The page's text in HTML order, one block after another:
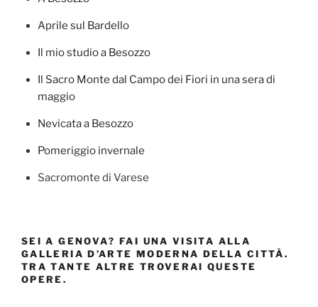
Aprile sul Bardello
Il mio studio a Besozzo
Il Sacro Monte dal Campo dei Fiori in una sera di
maggio
Nevicata a Besozzo
Pomeriggio invernale
Sacromonte di Varese
SEI A GENOVA? FAI UNA VISITA ALLA
GALLERIA D’ARTE MODERNA DELLA CITTÀ.
TRA TANTE ALTRE TROVERAI QUESTE
OPERE.